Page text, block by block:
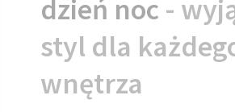
dzień noc -
styl dla
wnętrza